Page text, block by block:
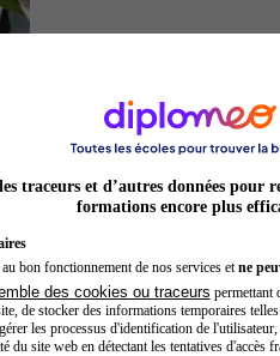
Entrepreneur
traceurs et d’autres données pour
formations encore plus
bon fonctionnement de nos services et ne
des cookies ou traceurs permettant
de stocker des informations temporaires
les processus d'identification de
du site web en détectant les tentatives d'accès